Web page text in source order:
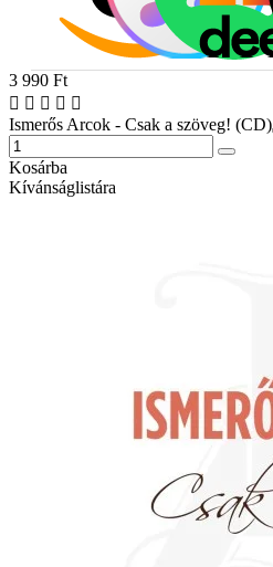
3 990 Ft
Ismerős Arcok - Csak a szöveg! (CD)
Kosárba
Kívánságlistára